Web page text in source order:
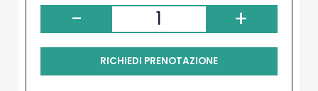
- +
RICHIEDI PRENOTAZIONE